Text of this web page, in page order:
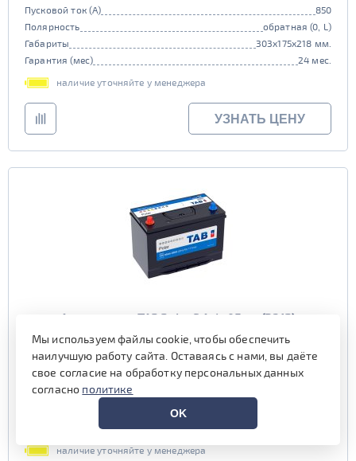
Пусковой ток (А)
850
Полярность
обратная (0, L)
Габариты
303x175x218 мм.
Гарантия (мес)
24 мес.
наличие уточняйте у менеджера
УЗНАТЬ ЦЕНУ
Аккумулятор TAB Polar S Asia 95 пр (D31R)
Емкость (Ач)
Пусковой ток (А)
Полярность
наличие уточняйте у менеджера
Мы используем файлы cookie, чтобы обеспечить
наилучшую работу сайта. Оставаясь с нами, вы даёте
свое согласие на обработку персональных данных
согласно политике
OK